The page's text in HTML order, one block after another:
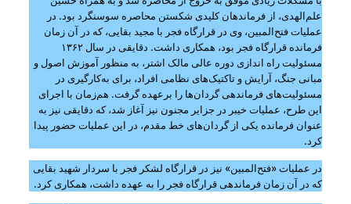
علم‌الهدی، از فرماندهان کلیدی شکستن محاصره سوسنگرد بود. در
عملیات فتح‌المبین، وی در قرارگاه فجر با مجید بقایی، که در آن زمان
فرمانده قرارگاه فجر بود، همکاری داشت. دقایقی در سال ۱۳۶۲
مسئولیت راه اندازی دوره عالی مالک اشتر، به منظور آموزش اصول و
مبانی جنگ، آرایش و تاکتیک‌های نظامی افراد، برای به‌کارگیری در
مسئولیت‌های فرماندهی گردان‌ها را برعهده گرفت. هم‌زمان با اجرای
این طرح، عملیات خیبر در جزایر مجنون نیز آغاز شد، که دقایقی نیز به
عنوان فرمانده یکی از گردان‌های خط مقدم، در این عملیات حضور پیدا
کرد.
در عملیات «فتح‌المبین» نیز در قرارگاه لشکر فجر با سردار شهید بقایی
که در آن زمان فرماندهی قرارگاه فجر را به عهده داشت، همکاری کرد.